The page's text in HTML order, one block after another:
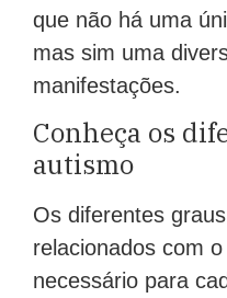
que não há uma
mas sim uma
manifestações.
Conheça os
autismo
Os diferentes
relacionados com
necessário para